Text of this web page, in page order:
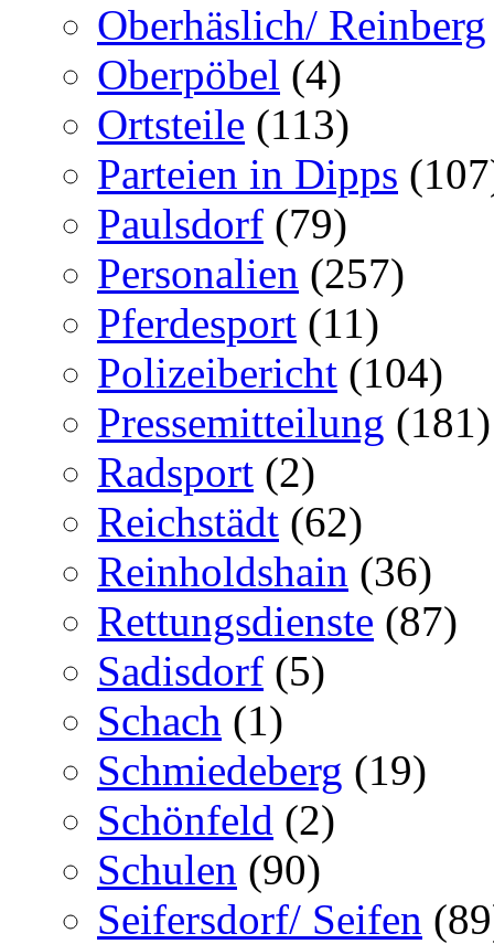
Oberhäslich/ Reinberg
Oberpöbel (4)
Ortsteile (113)
Parteien in Dipps
Paulsdorf (79)
Personalien (257)
Pferdesport (11)
Polizeibericht (104)
Pressemitteilung (181)
Radsport (2)
Reichstädt (62)
Reinholdshain (36)
Rettungsdienste (87)
Sadisdorf (5)
Schach (1)
Schmiedeberg (19)
Schönfeld (2)
Schulen (90)
Seifersdorf/ Seifen